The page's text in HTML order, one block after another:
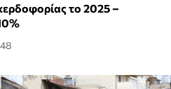
το 2025 –